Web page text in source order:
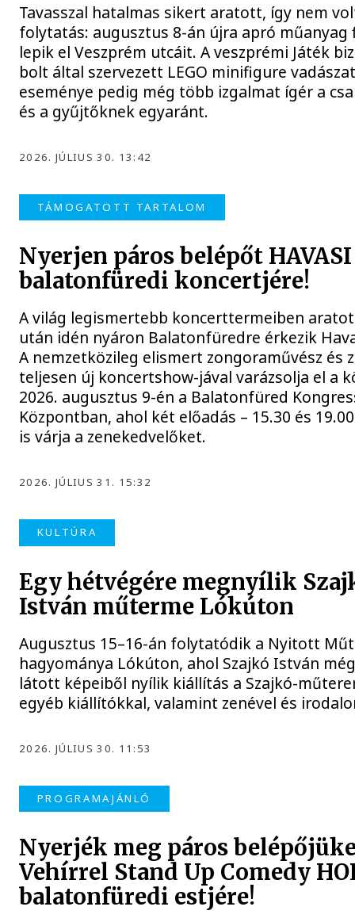
Tavasszal hatalmas sikert aratott, így nem
folytatás: augusztus 8-án újra apró műanyag
lepik el Veszprém utcáit. A veszprémi Játék
bolt által szervezett LEGO minifigure
eseménye pedig még több izgalmat ígér a
és a gyűjtőknek egyaránt.
2026. JÚLIUS 30. 13:42
TÁMOGATOTT TARTALOM
Nyerjen páros belépőt HAVASI
balatonfüredi koncertjére!
A világ legismertebb koncerttermeiben
után idén nyáron Balatonfüredre érkezik
A nemzetközileg elismert zongoraművész és
teljesen új koncertshow-jával varázsolja el a
2026. augusztus 9-én a Balatonfüred
Központban, ahol két előadás – 15.30 és
is várja a zenekedvelőket.
2026. JÚLIUS 31. 15:32
KULTÚRA
Egy hétvégére megnyílik
István műterme Lókúton
Augusztus 15–16-án folytatódik a Nyitott
hagyománya Lókúton, ahol Szajkó István
látott képeiből nyílik kiállítás a Szajkó-
egyéb kiállítókkal, valamint zenével és
2026. JÚLIUS 30. 11:53
PROGRAMAJÁNLÓ
Nyerjék meg páros
Vehírrel Stand Up Comedy
balatonfüredi estjére!